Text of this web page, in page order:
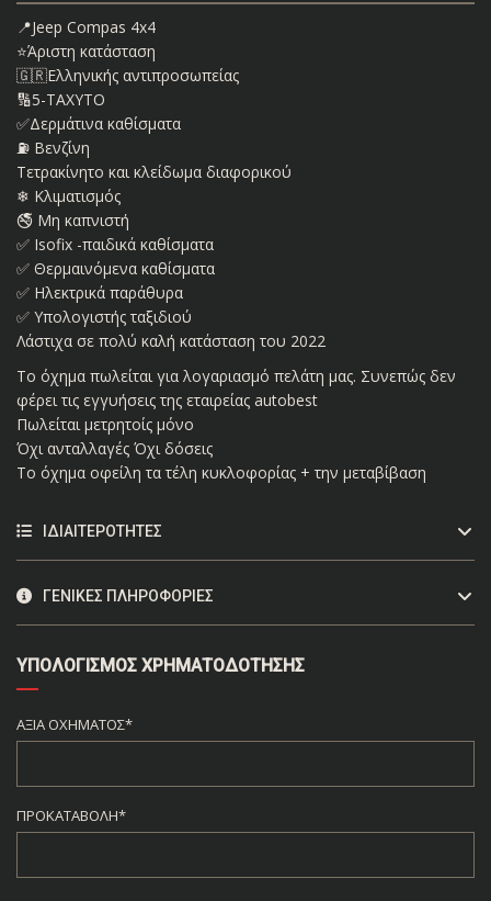
📍Jeep Compas 4x4
⭐️Άριστη κατάσταση
🇬🇷Ελληνικής αντιπροσωπείας
🔢5-ΤΑΧΥΤΟ
✅Δερμάτινα καθίσματα
⛽ Βενζίνη
Τετρακίνητο και κλείδωμα διαφορικού
❄ Κλιματισμός
🚭 Μη καπνιστή
✅ Isofix -παιδικά καθίσματα
✅ Θερμαινόμενα καθίσματα
✅ Ηλεκτρικά παράθυρα
✅ Υπολογιστής ταξιδιού
Λάστιχα σε πολύ καλή κατάσταση του 2022
Το όχημα πωλείται για λογαριασμό πελάτη μας. Συνεπώς δεν
φέρει τις εγγυήσεις της εταιρείας autobest
Πωλείται μετρητοίς μόνο
Όχι ανταλλαγές Όχι δόσεις
Το όχημα οφείλη τα τέλη κυκλοφορίας + την μεταβίβαση
ΙΔΙΑΙΤΕΡΌΤΗΤΕΣ
ΓΕΝΙΚΈΣ ΠΛΗΡΟΦΟΡΊΕΣ
ΥΠΟΛΟΓΙΣΜΌΣ ΧΡΗΜΑΤΟΔΌΤΗΣΗΣ
ΑΞΊΑ ΟΧΉΜΑΤΟΣ*
ΠΡΟΚΑΤΑΒΟΛΉ*